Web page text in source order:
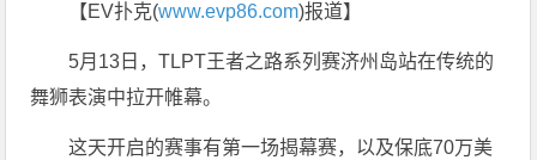
【EV扑克(www.evp86.com)报道】
5月13日，TLPT王者之路系列赛济州岛站在传统的
舞狮表演中拉开帷幕。
这天开启的赛事有第一场揭幕赛，以及保底70万美